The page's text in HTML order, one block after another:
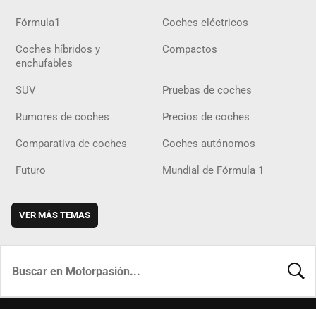
Fórmula1 Coches eléctricos
Coches híbridos y
enchufables
Compactos
SUV Pruebas de coches
Rumores de coches Precios de coches
Comparativa de coches Coches autónomos
Futuro Mundial de Fórmula 1
VER MÁS TEMAS